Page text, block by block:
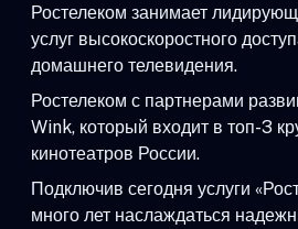
Ростелеком занимает
услуг высокоскоростного
домашнего телевидения.
Ростелеком с партнерами
Wink, который входит в топ-3
кинотеатров России.
Подключив сегодня услуги
много лет наслаждаться